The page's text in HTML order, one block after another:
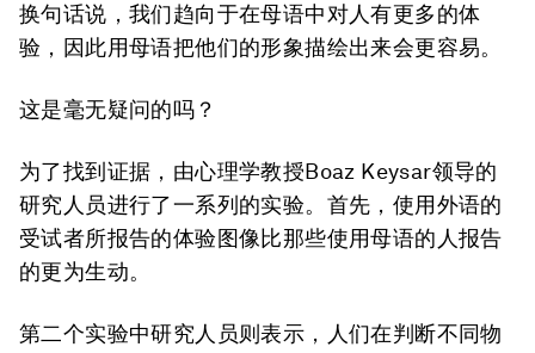
换句话说，我们趋向于在母语中对人有更多的体
验，因此用母语把他们的形象描绘出来会更容易。
这是毫无疑问的吗？
为了找到证据，由心理学教授Boaz Keysar领导的
研究人员进行了一系列的实验。首先，使用外语的
受试者所报告的体验图像比那些使用母语的人报告
的更为生动。
第二个实验中研究人员则表示，人们在判断不同物